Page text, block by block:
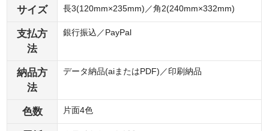
サイズ 長3(120mm×235mm)／角2(240mm×332mm)
支払方
法
銀行振込／PayPal
納品方
法
データ納品(aiまたはPDF)／印刷納品
色数 片面4色